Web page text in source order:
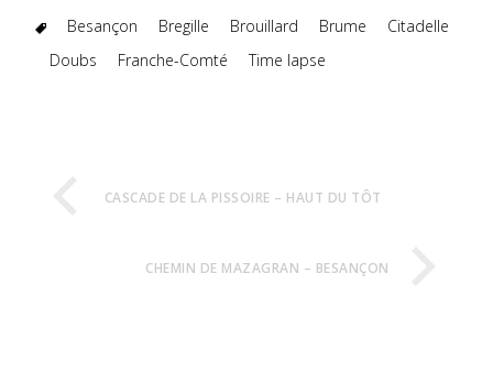
Besançon Bregille Brouillard Brume
Citadelle
Doubs
Franche-Comté Time lapse
CASCADE DE LA PISSOIRE – HAUT DU TÔT
CHEMIN DE MAZAGRAN – BESANÇON